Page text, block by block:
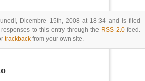
Dicembre 15th, 2008 at 18:34 and is filed
to this entry through the RSS 2.0feed.
trackback from your own site.